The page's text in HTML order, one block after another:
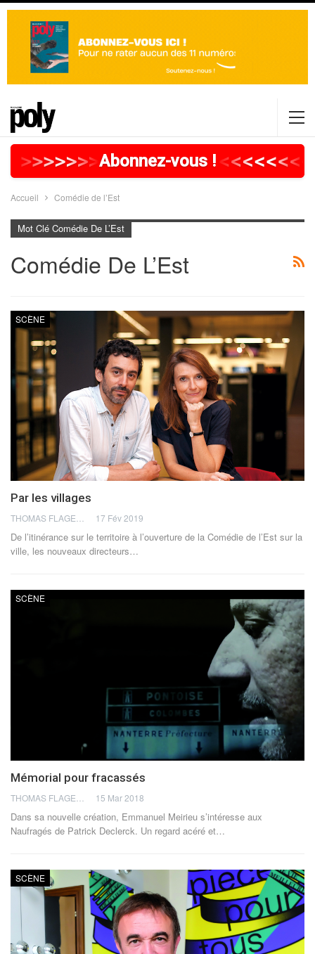
>>>>>>> >>>>>>>>>
Abonnez-vous ! <<<<<<<
<
Accueil Comédie de l’Est
Mot Clé Comédie De L’Est
Comédie De L’Est
SCÈNE
Par les villages
17 Fév 2019
De l’itinérance sur le territoire à l’ouverture de la Comédie de l’Est sur la
ville, les nouveaux directeurs…
SCÈNE
Mémorial pour fracassés
15 Mar 2018
Dans sa nouvelle création, Emmanuel Meirieu s’intéresse aux
Naufragés de Patrick Declerck. Un regard acéré et…
SCÈNE